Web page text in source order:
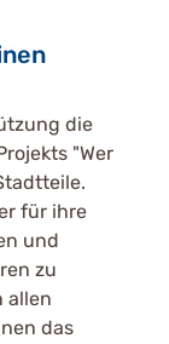
die
"Wer
für ihre
und
zu
allen
das